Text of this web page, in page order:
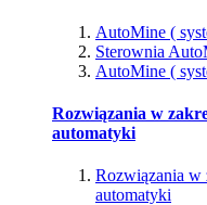
AutoMine (
Sterownia
AutoMine (
Rozwiązania w
automatyki
Rozwiązania w
automatyki